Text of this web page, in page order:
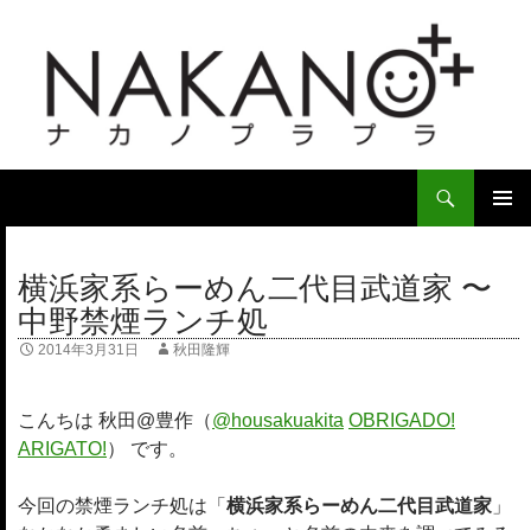
イ
ン
ー
ン
ツ
へ
ッ
プ
横浜家系らーめん二代目武道家 〜
中野禁煙ランチ処
2014年3月31日 秋田隆輝
こんちは 秋田@豊作（@housakuakita‎ OBRIGADO!
ARIGATO!） です。
今回の禁煙ランチ処は「 横浜家系らーめん二代目武道家 」